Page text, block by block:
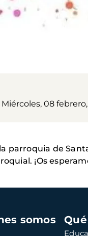
Miércoles, 08
parroquia de
¡Os
somos